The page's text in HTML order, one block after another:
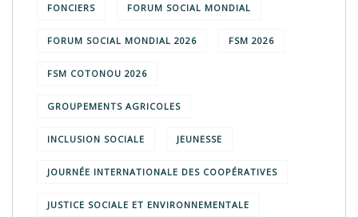
FONCIERS FORUM SOCIAL MONDIAL
FORUM SOCIAL MONDIAL 2026 FSM 2026
FSM COTONOU 2026
GROUPEMENTS AGRICOLES
INCLUSION SOCIALE JEUNESSE
JOURNÉE INTERNATIONALE DES COOPÉRATIVES
JUSTICE SOCIALE ET ENVIRONNEMENTALE